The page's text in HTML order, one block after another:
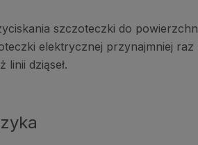
szczoteczki do
elektrycznej przynajmniej raz
linii dziąseł.